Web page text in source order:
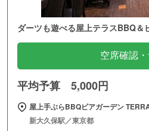
ダーツも遊べる屋上テラスBBQ＆
空席確認
平均予算 5,000円
屋上手ぶらBBQビアガーデン
新大久保駅／東京都